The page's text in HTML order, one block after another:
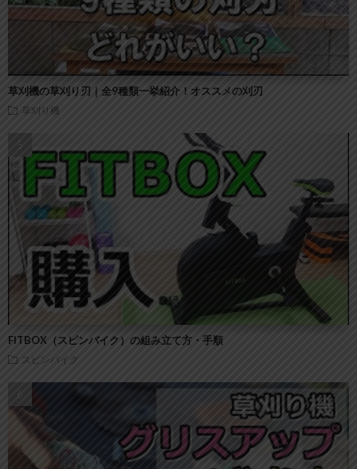
草刈機の草刈り刃｜全9種類一挙紹介！オススメの刈刃
草刈り機
FITBOX（スピンバイク）の組み立て方・手順
スピンバイク